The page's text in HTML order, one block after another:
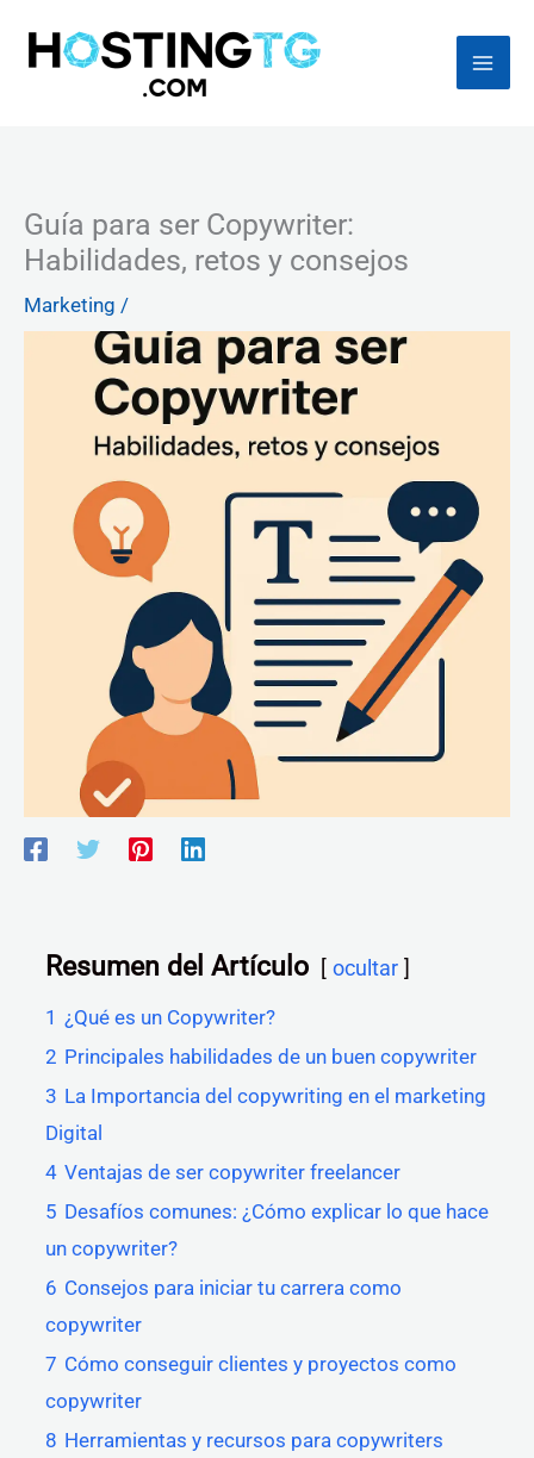
Guía para ser Copywriter:
Habilidades, retos y consejos
Marketing /
Resumen del Artículo ocultar
1 ¿Qué es un Copywriter?
2 Principales habilidades de un buen copywriter
3 La Importancia del copywriting en el marketing
Digital
4 Ventajas de ser copywriter freelancer
5 Desafíos comunes: ¿Cómo explicar lo que hace
un copywriter?
6 Consejos para iniciar tu carrera como
copywriter
7 Cómo conseguir clientes y proyectos como
copywriter
8 Herramientas y recursos para copywriters